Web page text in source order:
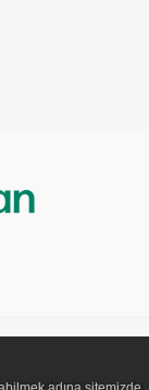
vitaminler ve